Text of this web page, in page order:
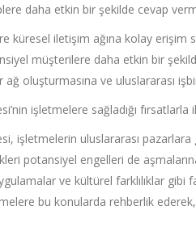
daha etkin bir şekilde cevap
küresel iletişim ağına kolay
müşterilere daha etkin bir
oluşturmasına ve uluslararası
işletmelere sağladığı fırsatlarla
işletmelerin uluslararası
potansiyel engelleri de
ve kültürel farklılıklar
bu konularda rehberlik